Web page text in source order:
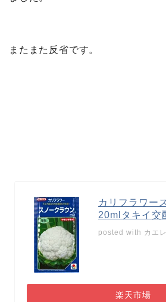
またまた反省です。
カリフラワー
20mlタキイ交
posted with カエ
楽天市場